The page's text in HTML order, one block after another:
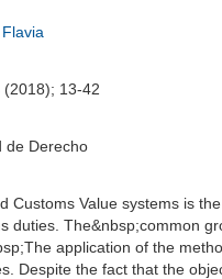
(2018); 13-42
de Derecho
Customs Value systems is
duties. The&nbsp;common
application of the
Despite the fact that the